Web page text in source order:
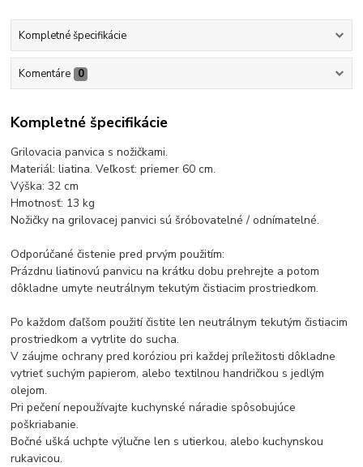
Kompletné špecifikácie
Komentáre 0
Kompletné špecifikácie
Grilovacia panvica s nožičkami.
Materiál: liatina. Veľkosť: priemer 60 cm.
Výška: 32 cm
Hmotnosť: 13 kg
Nožičky na grilovacej panvici sú šróbovatelné / odnímatelné.
Odporúčané čistenie pred prvým použitím:
Prázdnu liatinovú panvicu na krátku dobu prehrejte a potom
dôkladne umyte neutrálnym tekutým čistiacim prostriedkom.
Po každom ďaľšom použití čistite len neutrálnym tekutým čistiacim
prostriedkom a vytrlite do sucha.
V záujme ochrany pred koróziou pri každej príležitosti dôkladne
vytrieť suchým papierom, alebo textilnou handričkou s jedlým
olejom.
Pri pečení nepoužívajte kuchynské náradie spôsobujúce
poškriabanie.
Bočné ušká uchpte výlučne len s utierkou, alebo kuchynskou
rukavicou.